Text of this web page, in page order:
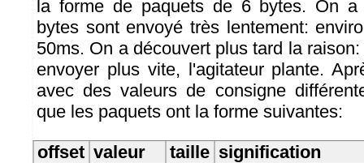
la forme de paquets de 6 bytes. On a
bytes sont envoyé très lentement:
50ms. On a découvert plus tard la
envoyer plus vite, l'agitateur plante.
avec des valeurs de consigne
que les paquets ont la forme suivantes:
offset valeur taille signification